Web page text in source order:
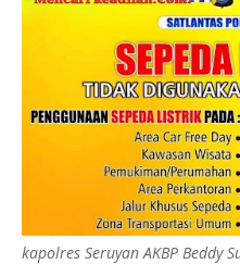
kapolres Seruyan AKBP Beddy